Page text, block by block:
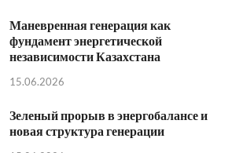
Маневренная генерация как
фундамент энергетической
независимости Казахстана
15.06.2026
Зеленый прорыв в энергобалансе и
новая структура генерации